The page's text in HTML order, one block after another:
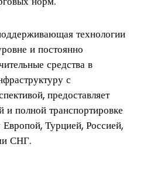
технологии
и постоянно
средства в
с
предоставляет
и полной транспортировке
Турцией, Россией,
СНГ.